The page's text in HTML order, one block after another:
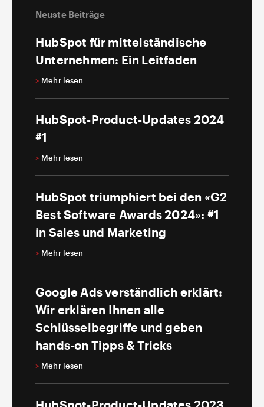
Neuste Beiträge
HubSpot für mittelständische
Unternehmen: Ein Leitfaden
> Mehr lesen
HubSpot-Product-Updates 2024
#1
> Mehr lesen
HubSpot triumphiert bei den «G2
Best Software Awards 2024»: #1
in Sales und Marketing
> Mehr lesen
Google Ads verständlich erklärt:
Wir erklären Ihnen alle
Schlüsselbegriffe und geben
hands-on Tipps & Tricks
> Mehr lesen